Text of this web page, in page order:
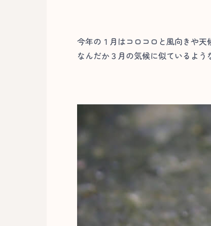
今年の１月はコロコロと風向きや天
なんだか３月の気候に似ているよう